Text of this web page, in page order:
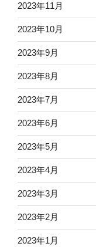
2023年11月
2023年10月
2023年9月
2023年8月
2023年7月
2023年6月
2023年5月
2023年4月
2023年3月
2023年2月
2023年1月